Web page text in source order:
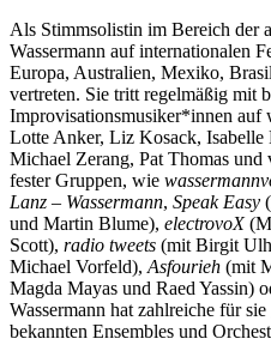
Als Stimmsolistin im Bereich der
Wassermann auf internationalen
Europa, Australien, Mexiko,
vertreten. Sie tritt regelmäßig mit
Improvisationsmusiker*innen auf
Lotte Anker, Liz Kosack,
Michael Zerang, Pat Thomas
fester Gruppen, wie
Lanz – Wassermann, Speak Easy
und Martin Blume), electrovoX
Scott), radio tweets (mit Birgit
Michael Vorfeld), Asfourieh (mit
Magda Mayas und Raed Yassin)
Wassermann hat zahlreiche für
bekannten Ensembles und